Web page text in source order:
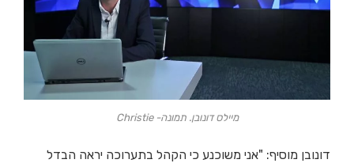
מיילס דונובן. תמונה- Christie
דונובן מוסיף: "אני משוכנע כי הקהל בתערוכה יראה הבדל